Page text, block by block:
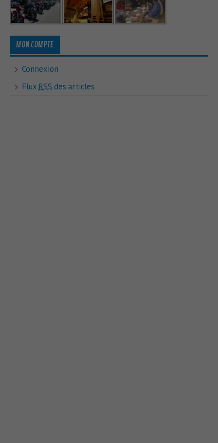
MON COMPTE
Connexion
Flux RSS des articles